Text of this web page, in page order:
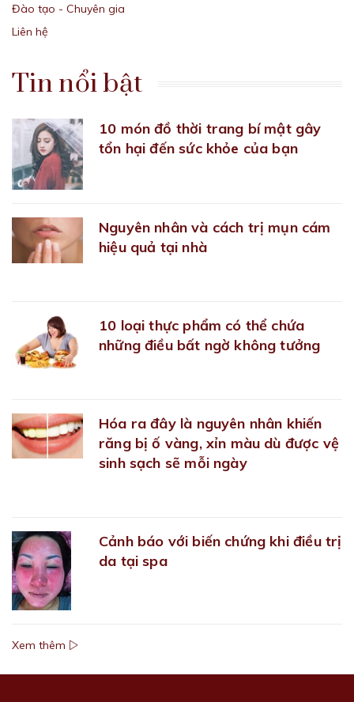
Đào tạo - Chuyên gia
Liên hệ
Tin nổi bật
10 món đồ thời trang bí mật gây
tổn hại đến sức khỏe của bạn
Nguyên nhân và cách trị mụn cám
hiệu quả tại nhà
10 loại thực phẩm có thể chứa
những điều bất ngờ không tưởng
Hóa ra đây là nguyên nhân khiến
răng bị ố vàng, xỉn màu dù được vệ
sinh sạch sẽ mỗi ngày
Cảnh báo với biến chứng khi điều trị
da tại spa
Xem thêm